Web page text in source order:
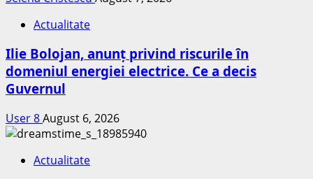
Actualitate
Ilie Bolojan, anunț privind riscurile în
domeniul energiei electrice. Ce a decis
Guvernul
User 8August 6, 2026
Actualitate